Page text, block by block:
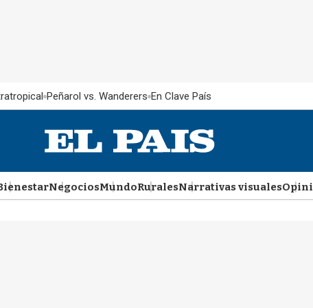
Peñarol vs. Wanderers En Clave País
NegociosMundoRuralesNarrativas visuales